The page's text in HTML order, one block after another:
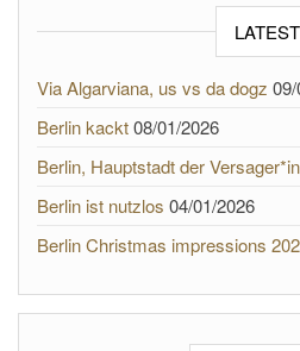
LATEST
Via Algarviana, us vs da dogz
Berlin kackt08/01/2026
Berlin, Hauptstadt der
Berlin ist nutzlos 04/01/2026
Berlin Christmas impressions